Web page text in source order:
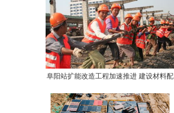
阜阳站扩能改造工程加速推进 建设材料配